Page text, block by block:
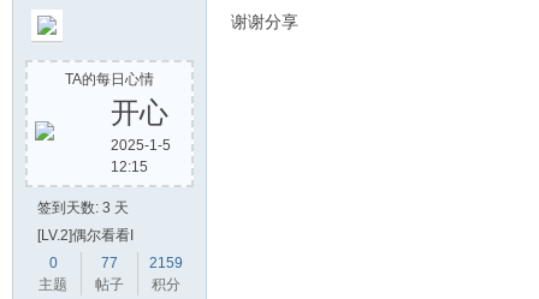
TA的每日心情
开心
2025-1-5
12:15
签到天数: 3 天
[LV.2]偶尔看看I
0
主题
77
帖子
2159
积分
谢谢分享